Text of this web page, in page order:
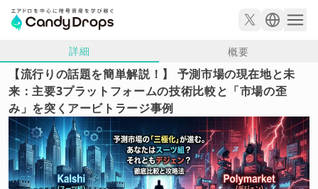
詳細 概要
【流行りの話題を簡単解説！】 予測市場の現在地と未
来：主要3プラットフォームの技術比較と「市場の歪
み」を突くアービトラージ事例